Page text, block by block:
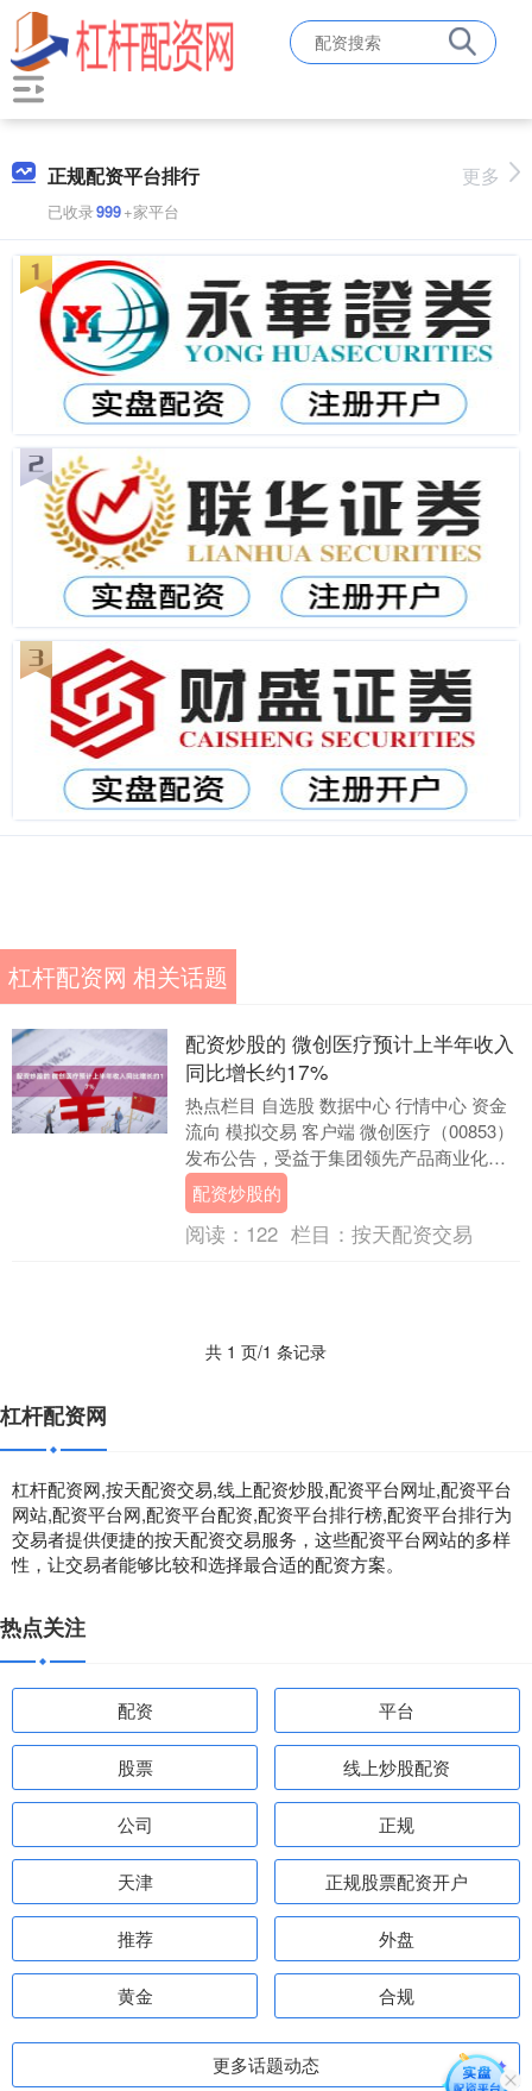
正规配资平台排行
已收录999+家平台
更多
杠杆配资网 相关话题
配资炒股的 微创医疗预计上半年收入
同比增长约17%
热点栏目 自选股 数据中心 行情中心 资金
流向 模拟交易 客户端 微创医疗（00853）
发布公告，受益于集团领先产品商业化推
广驱动市场份额进一步提升，新产品贡
献....
配资炒股的
阅读： 122 栏目： 按天配资交易
共 1 页/1 条记录
杠杆配资网
杠杆配资网,按天配资交易,线上配资炒股,配资平台网址,配资平台
网站,配资平台网,配资平台配资,配资平台排行榜,配资平台排行为
交易者提供便捷的按天配资交易服务，这些配资平台网站的多样
性，让交易者能够比较和选择最合适的配资方案。
热点关注
配资 平台
股票 线上炒股配资
公司 正规
天津 正规股票配资开户
推荐 外盘
黄金 合规
更多话题动态